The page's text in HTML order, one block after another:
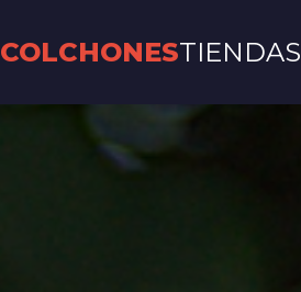
COLCHONESTIENDAS